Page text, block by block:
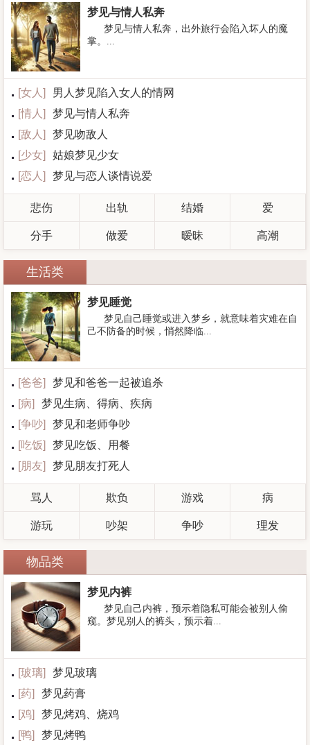
梦见与情人私奔
梦见与情人私奔，出外旅行会陷入坏人的魔
掌。...
[女人 ]
男人梦见陷入女人的情网
[情人 ]
梦见与情人私奔
[敌人 ]
梦见吻敌人
[少女]
姑娘梦见少女
[恋人 ] 梦见与恋人谈情说爱
悲伤 出轨 结婚 爱
分手 做爱 暧昧 高潮
生活类
梦见睡觉
梦见自己睡觉或进入梦乡，就意味着灾难在自
己不防备的时候，悄然降临...
[爸爸]
梦见和爸爸一起被追杀
[病]
梦见生病、得病、疾病
[争吵]
梦见和老师争吵
[吃饭]
梦见吃饭、用餐
[朋友] 梦见朋友打死人
骂人 欺负 游戏 病
游玩 吵架 争吵 理发
物品类
梦见内裤
梦见自己内裤，预示着隐私可能会被别人偷
窥。梦见别人的裤头，预示着...
[玻璃]
梦见玻璃
[药]
梦见药膏
[鸡]
梦见烤鸡、烧鸡
[鸭] 梦见烤鸭